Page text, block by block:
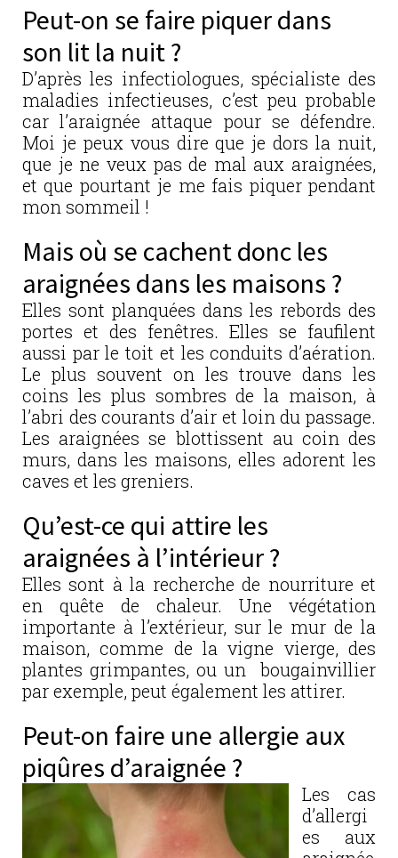
Peut-on se faire piquer dans
son lit la nuit ?
D’après les infectiologues, spécialiste des
maladies infectieuses, c’est peu probable
car l’araignée attaque pour se défendre.
Moi je peux vous dire que je dors la nuit,
que je ne veux pas de mal aux araignées,
et que pourtant je me fais piquer pendant
mon sommeil !
Mais où se cachent donc les
araignées dans les maisons ?
Elles sont planquées dans les rebords des
portes et des fenêtres. Elles se faufilent
aussi par le toit et les conduits d’aération.
Le plus souvent on les trouve dans les
coins les plus sombres de la maison, à
l’abri des courants d’air et loin du passage.
Les araignées se blottissent au coin des
murs, dans les maisons, elles adorent les
caves et les greniers.
Qu’est-ce qui attire les
araignées à l’intérieur ?
Elles sont à la recherche de nourriture et
en quête de chaleur. Une végétation
importante à l’extérieur, sur le mur de la
maison, comme de la vigne vierge, des
plantes grimpantes, ou un bougainvillier
par exemple, peut également les attirer.
Peut-on faire une allergie aux
piqûres d’araignée ?
Les cas
d’allergi
es aux